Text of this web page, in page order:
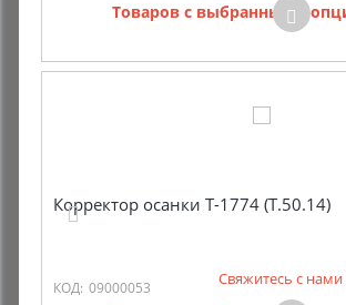
Товаров с выбранными
Корректор осанки Т-1774 (Т.50.14)
КОД: 09000053 Свяжитесь с